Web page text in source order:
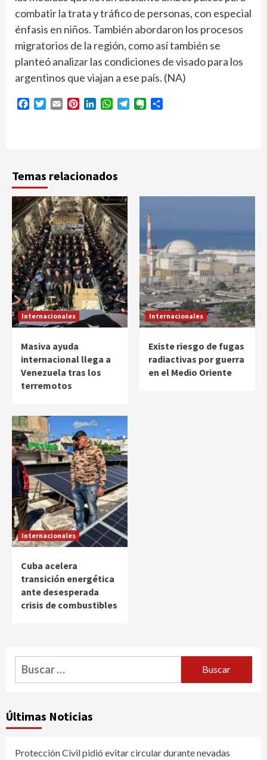
combatir la trata y tráfico de personas, con especial
énfasis en niños. También abordaron los procesos
migratorios de la región, como así también se
planteó analizar las condiciones de visado para los
argentinos que viajan a ese país. (NA)
Facebook
Twitter
Email PinterestLinkedInWhatsApp
TelegramEvernote
Temas relacionados
Internacionales
Masiva ayuda
internacional llega a
Venezuela tras los
terremotos
Internacionales
Existe riesgo de fugas
radiactivas por guerra
en el Medio Oriente
Internacionales
Cuba acelera
transición energética
ante desesperada
crisis de combustibles
Buscar:
Últimas Noticias
Protección Civil pidió evitar circular durante nevadas